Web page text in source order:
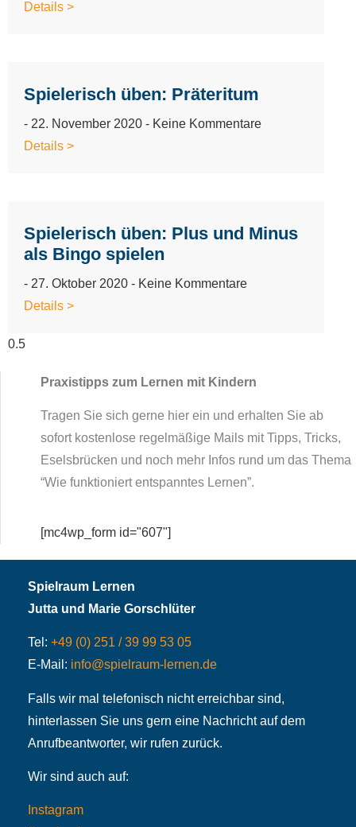
Details >
Spielerisch üben: Präteritum
22. November 2020
Keine Kommentare
Details >
Spielerisch üben: Plus und Minus
als Bingo spielen
27. Oktober 2020
Keine Kommentare
Details >
Praxistipps zum Lernen mit Kindern
Tragen Sie sich gerne hier ein und erhalten Sie ab
sofort kostenlose regelmäßige Mails mit Tipps, Tricks,
Eselsbrücken und noch mehr Infos rund um das Thema
“Wie funktioniert entspanntes Lernen”.
[mc4wp_form id="607"]
Spielraum Lernen
Jutta und Marie Gorschlüter
Tel: +49 (0) 251 / 39 99 53 05
E-Mail: info@spielraum-lernen.de
Falls wir mal telefonisch nicht erreichbar sind,
hinterlassen Sie uns gern eine Nachricht auf dem
Anrufbeantworter, wir rufen zurück.
Wir sind auch auf:
Instagram